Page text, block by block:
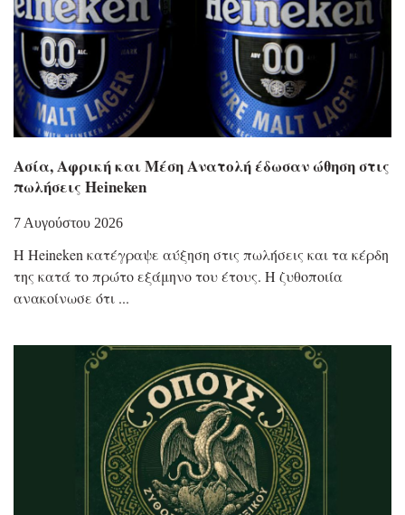
Ασία, Αφρική και Μέση Ανατολή έδωσαν ώθηση στις
πωλήσεις Heineken
7 Αυγούστου 2026
Η Heineken κατέγραψε αύξηση στις πωλήσεις και τα κέρδη
της κατά το πρώτο εξάμηνο του έτους. Η ζυθοποιία
ανακοίνωσε ότι